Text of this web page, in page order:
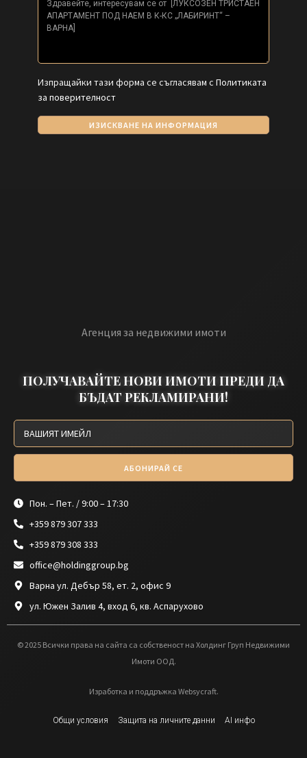
Изпращайки тази форма се съгласявам с Политиката
за поверителност
ИЗИСКВАНЕ НА ИНФОРМАЦИЯ
Агенция за недвижими имоти
ПОЛУЧАВАЙТЕ НОВИ ИМОТИ ПРЕДИ ДА
БЪДАТ РЕКЛАМИРАНИ!
АБОНИРАЙ СЕ
Пон. – Пет. / 9:00 – 17:30
+359 879 307 333
+359 879 308 333
office@holdinggroup.bg
Варна ул. Дебър 58, ет. 2, офис 9
ул. Южен Залив 4, вход 6, кв. Аспарухово
© 2025 Всички права на сайта са собственост на Холдинг Груп Недвижими
Имоти ООД.
Изработка и поддръжка Websycraft.
Общи условия Защита на личните данни AI инфо